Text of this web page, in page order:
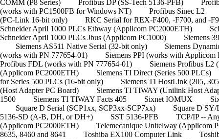
COMM (P8 Series) Profibus DP (SS-Tech 5136-PFB)
(works with PC1500FB for Windows NT) Profibus Sinec L2
(PC-Link 16-bit only) RKC Serial for REX-F400, -F700,
Schneider April 1000 PLCs Ethway (Applicom PC2000ETH)
Schneider April 1000 PLCs Jbus (Applicom PC1000) Siemens
Siemens AS511 Native Serial (32-bit only) Siemens
(works with PN 777654-01) Siemens PPI (works with
Profibus FDL (works with PN 777654-01) Siemens Profibus
(Applicom PC2000ETH) Siemens TI Direct (Series 500
for Series 500 PLCs (16-bit only) Siemens TI HostLink
(Host Adapter PC Board) Siemens TI TIWAY (Unilink Host
1500 Siemens TI TIWAY Facts 405 Sixnet IOMUX
Square D Serial (SCP1xx, SCP3xx-SCP7xx) Square D
5136-SD (A-B, DH, or DH+) SST 5136-PFB TCP/IP -- Any
(Applicom PC2000ETH) Telemecanique Unitelway
8635, 8460 and 8641 Toshiba EX100 Computer Link